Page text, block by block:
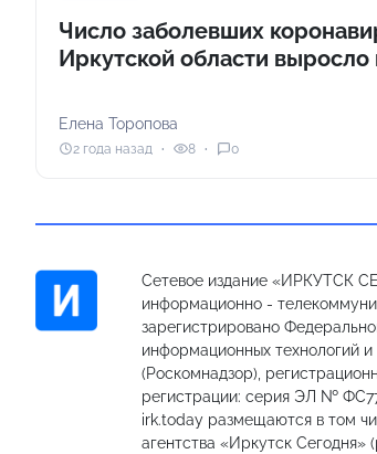
Число заболевших
Иркутской области выросло
Елена Торопова
2 года назад 8 0
Сетевое издание «ИРКУТСК
информационно -
зарегистрировано
информационных технологий
(Роскомнадзор),
регистрации: серия ЭЛ №
irk.today размещаются в том
агентства «Иркутск